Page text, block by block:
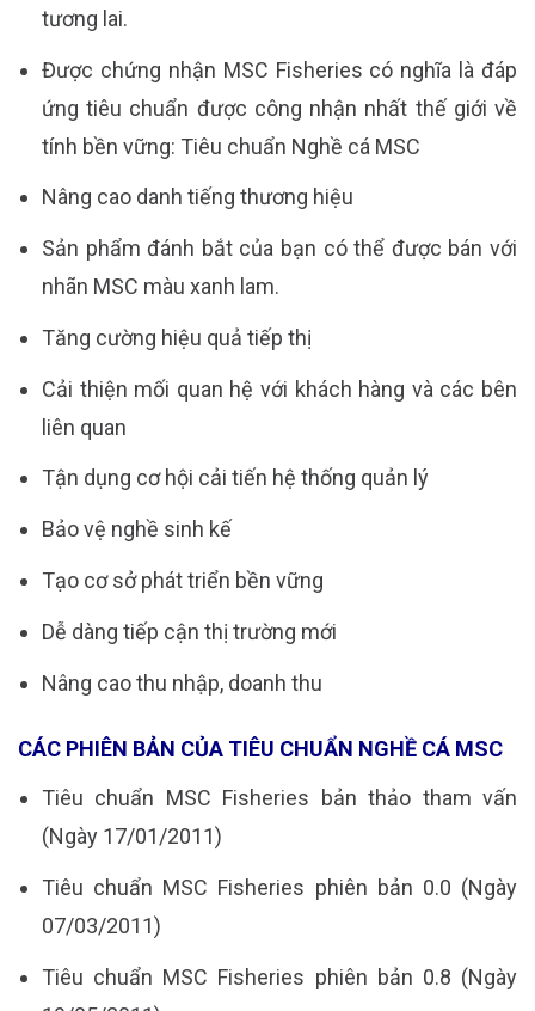
tương lai.
Được chứng nhận MSC Fisheries có nghĩa là đáp
ứng tiêu chuẩn được công nhận nhất thế giới về
tính bền vững: Tiêu chuẩn Nghề cá MSC
Nâng cao danh tiếng thương hiệu
Sản phẩm đánh bắt của bạn có thể được bán với
nhãn MSC màu xanh lam.
Tăng cường hiệu quả tiếp thị
Cải thiện mối quan hệ với khách hàng và các bên
liên quan
Tận dụng cơ hội cải tiến hệ thống quản lý
Bảo vệ nghề sinh kế
Tạo cơ sở phát triển bền vững
Dễ dàng tiếp cận thị trường mới
Nâng cao thu nhập, doanh thu
CÁC PHIÊN BẢN CỦA TIÊU CHUẨN NGHỀ CÁ MSC
Tiêu chuẩn MSC Fisheries bản thảo tham vấn
(Ngày 17/01/2011)
Tiêu chuẩn MSC Fisheries phiên bản 0.0 (Ngày
07/03/2011)
Tiêu chuẩn MSC Fisheries phiên bản 0.8 (Ngày